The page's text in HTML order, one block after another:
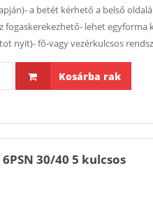
a betét kérhető a belső
fogaskerekezhető- lehet egyforma
nyit)- fő-vagy vezérkulcsos
Kosárba rak
30/40 5 kulcsos